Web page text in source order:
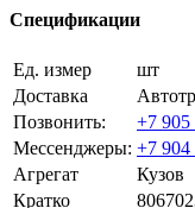
Спецификации
Ед. измер
шт
Доставка
Позвонить:
+7 905
Мессенджеры: +7 904
Агрегат
Кузов
Кратко